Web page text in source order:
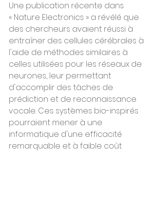
Une publication récente dans
« Nature Electronics » a révélé que
des chercheurs avaient réussi à
entraîner des cellules cérébrales à
l'aide de méthodes similaires à
celles utilisées pour les réseaux de
neurones, leur permettant
d'accomplir des tâches de
prédiction et de reconnaissance
vocale. Ces systèmes bio-inspirés
pourraient mener à une
informatique d'une efficacité
remarquable et à faible coût